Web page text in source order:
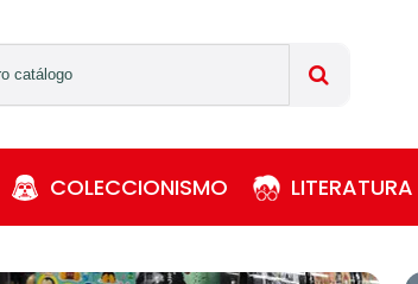
COLECCIONISMO LITERATURA